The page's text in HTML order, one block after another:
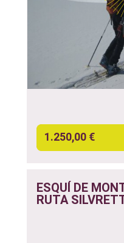
1.250,00 €
ESQUÍ DE
RUTA